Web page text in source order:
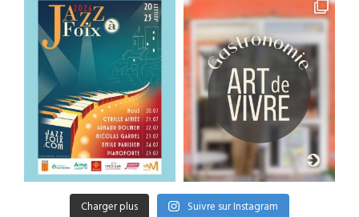
Charger plus Suivre sur Instagram